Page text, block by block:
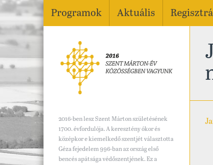
Programok Aktuális
2016-ben lesz Szent Márton születésének
1700. évfordulója. A keresztény ókor és
középkor e kiemelkedő szentjét választotta
Géza fejedelem 996-ban az ország első
bencés apátsága védőszentjének. Ez a